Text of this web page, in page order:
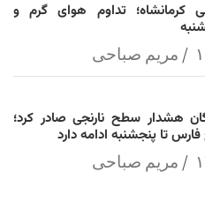
کرمانشاه؛ تداوم هوای گرم و
مریم صباحی
هشدار سطح نارنجی صادر کرد؛
تا پنجشنبه ادامه دارد
مریم صباحی